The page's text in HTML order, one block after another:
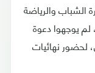
والرياضة
لم يوجهوا دعوة
لحضور نهائيات